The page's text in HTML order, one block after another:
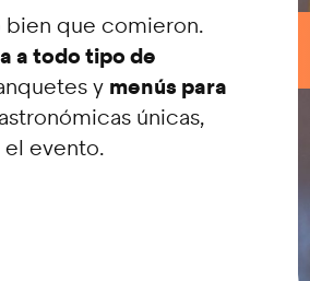
bien que comieron.
a todo tipo de
y menús para
únicas,
el evento.